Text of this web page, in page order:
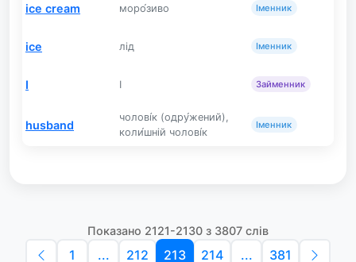
ice cream моро́зиво Іменник
ice лід Іменник
I I Займенник
husband
чолові́к (одру́жений),
коли́шній чолові́к
Іменник
Показано 2121-2130 з 3807 слів
1 ... 212 213 214 ... 381